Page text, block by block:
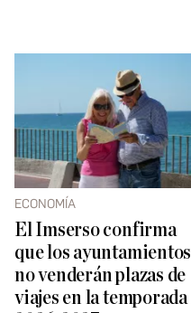
ECONOMÍA
El Imserso confirma
que los ayuntamientos
no venderán plazas de
viajes en la temporada